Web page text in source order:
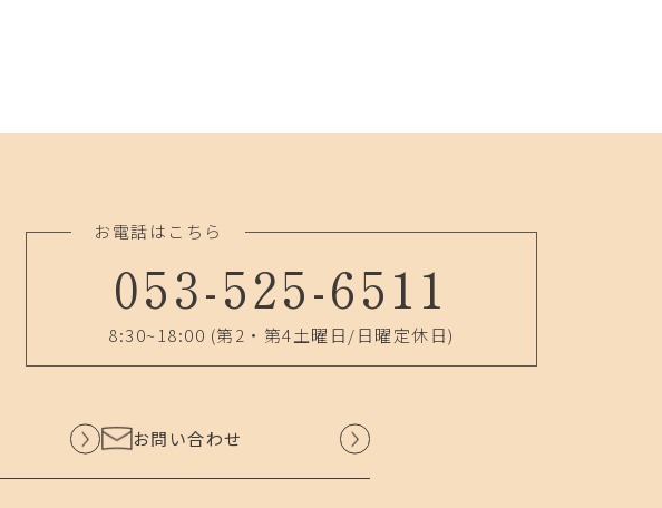
お電話はこちら
053-525-6511
8:30~18:00 (第2・第4土曜日/日曜定休日)
お問い合わせ